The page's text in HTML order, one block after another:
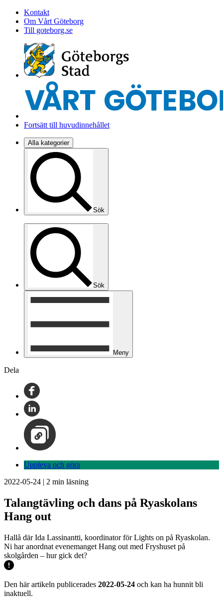
Kontakt
Om Vårt Göteborg
Till goteborg.se
Fortsätt till huvudinnehållet
Alla kategorier
Sök
Sök
Meny
Dela
Uppleva och göra
2022-05-24 | 2 min läsning
Talangtävling och dans på Ryaskolans
Hang out
Hallå där Ida Lassinantti, koordinator för Lights on på Ryaskolan.
Ni har anordnat evenemanget Hang out med Fryshuset på
skolgården – hur gick det?
Den här artikeln publicerades 2022-05-24 och kan ha hunnit bli
inaktuell.